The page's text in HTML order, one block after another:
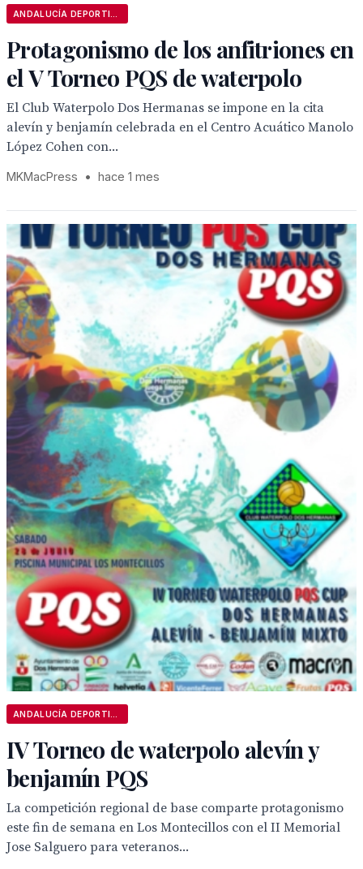
Protagonismo de los anfitriones en
el V Torneo PQS de waterpolo
El Club Waterpolo Dos Hermanas se impone en la cita
alevín y benjamín celebrada en el Centro Acuático Manolo
López Cohen con...
MKMacPress • hace 1 mes
IV Torneo de waterpolo alevín y
benjamín PQS
La competición regional de base comparte protagonismo
este fin de semana en Los Montecillos con el II Memorial
Jose Salguero para veteranos...